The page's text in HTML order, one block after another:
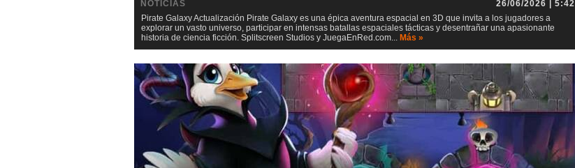
NOTICIAS
26/06/2026 | 5:42
Pirate Galaxy Actualización Pirate Galaxy es una épica aventura espacial en 3D que invita a los jugadores a
explorar un vasto universo, participar en intensas batallas espaciales tácticas y desentrañar una apasionante
historia de ciencia ficción. Splitscreen Studios y JuegaEnRed.com... Más »